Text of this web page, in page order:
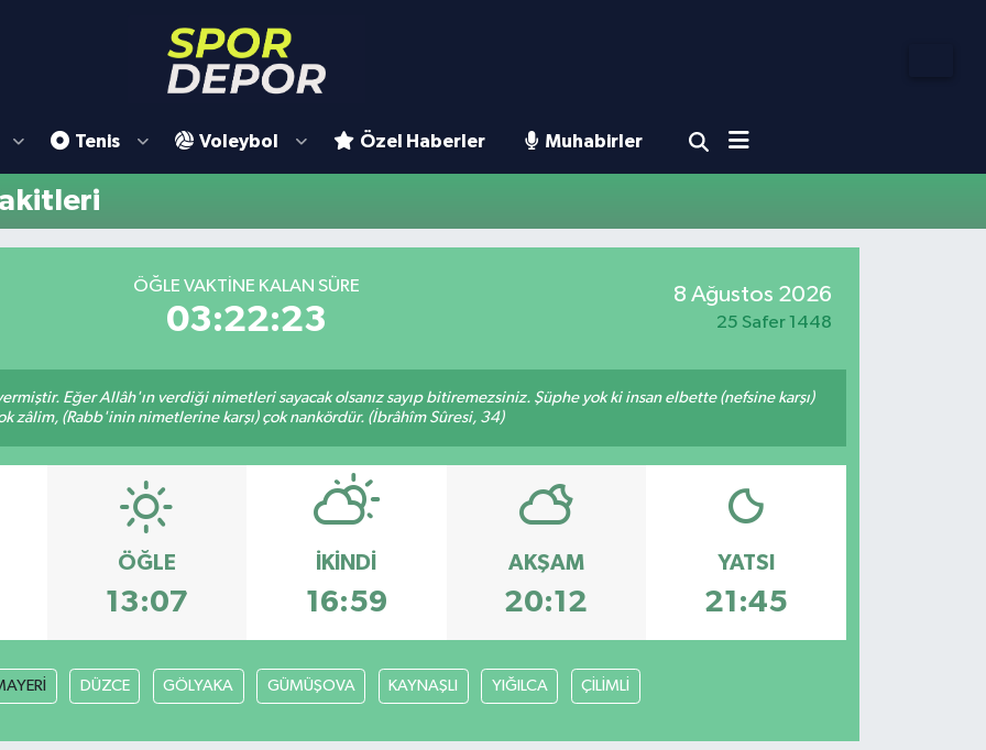
Tenis Voleybol Özel Haberler Muhabirler
ÖĞLE VAKTINE KALAN SÜRE
03:22:23
8 Ağustos 2026
25 Safer 1448
Eğer Allâh'ın verdiği nimetleri sayacak olsanız sayıp bitiremezsiniz. Şüphe yok ki insan elbette (nefsine karşı)
zâlim, (Rabb'inin nimetlerine karşı) çok nankördür. (İbrâhîm Sûresi, 34)
ÖĞLE
13:07
İKINDI
16:59
AKŞAM
20:12
YATSI
21:45
DÜZCE GÖLYAKA GÜMÜŞOVA KAYNAŞLI YIĞILCA ÇİLİMLİ